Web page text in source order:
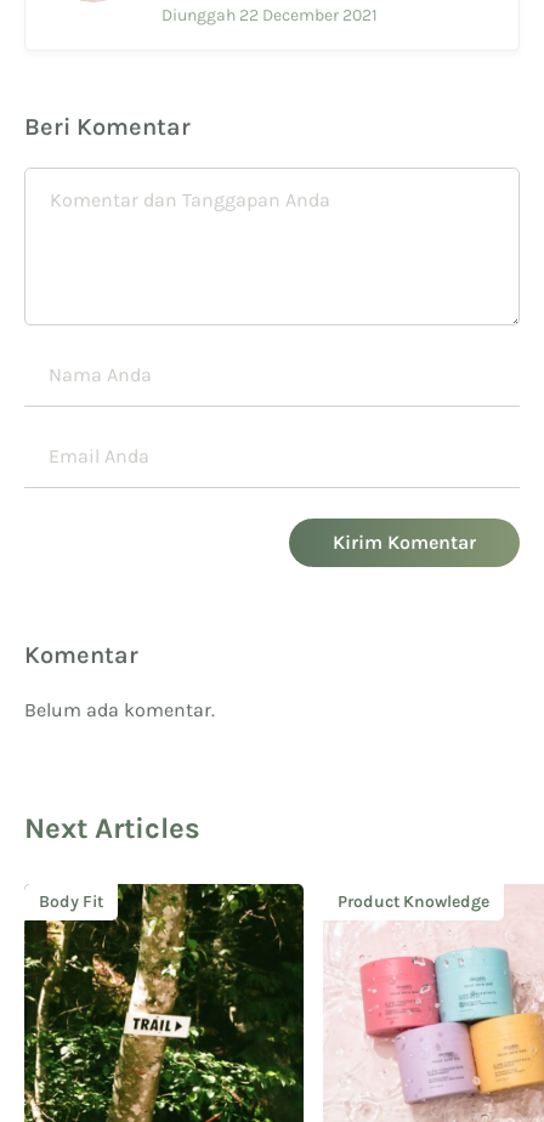
Diunggah 22 December 2021
Beri Komentar
Kirim Komentar
Komentar
Belum ada komentar.
Next Articles
Body Fit Product Knowledge